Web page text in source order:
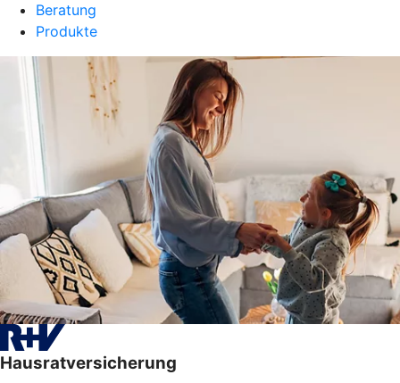
Beratung
Produkte
Hausratversicherung